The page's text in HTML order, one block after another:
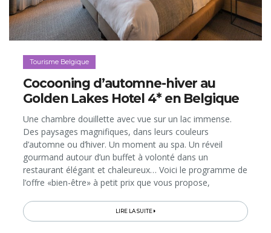
Tourisme Belgique
Cocooning d’automne-hiver au
Golden Lakes Hotel 4* en Belgique
Une chambre douillette avec vue sur un lac immense.
Des paysages magnifiques, dans leurs couleurs
d’automne ou d’hiver. Un moment au spa. Un réveil
gourmand autour d’un buffet à volonté dans un
restaurant élégant et chaleureux… Voici le programme de
l’offre «bien-être» à petit prix que vous propose,
Golden Lakes Hotel 4*. Direction les lacs...
LIRE LA SUITE